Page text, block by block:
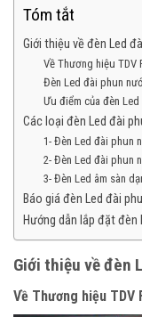
Tóm tắt
Giới thiệu về đèn Led
Về Thương hiệu TDV
Đèn Led đài phun
Ưu điểm của đèn
Các loại đèn Led đài
1- Đèn Led đài phun
2- Đèn Led đài phun
3- Đèn Led âm sàn
Báo giá đèn Led đài
Hướng dẫn lắp đặt
Giới thiệu về đèn
Về Thương hiệu TDV